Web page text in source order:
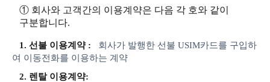
① 회사와 고객간의 이용계약은 다음 각 호와 같이
구분합니다.
1. 선불 이용계약 :
회사가 발행한 선불 USIM카드를 구입하
여 이동전화를 이용하는 계약
2. 렌탈 이용계약: